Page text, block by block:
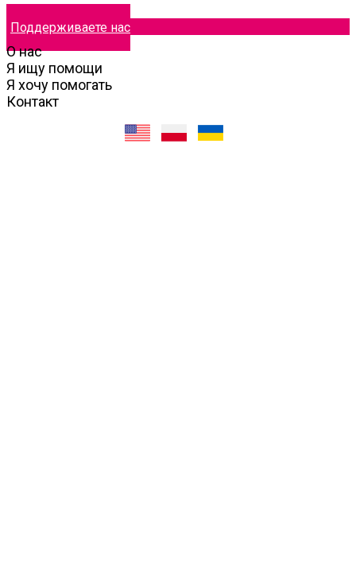
Поддерживаете нас
О нас
Я ищу помощи
Я хочу помогать
Контакт